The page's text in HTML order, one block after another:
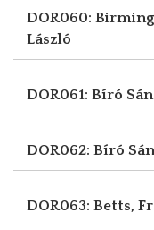
DOR060:
László
DOR061: Bíró
DOR062: Bíró
DOR063: Betts,